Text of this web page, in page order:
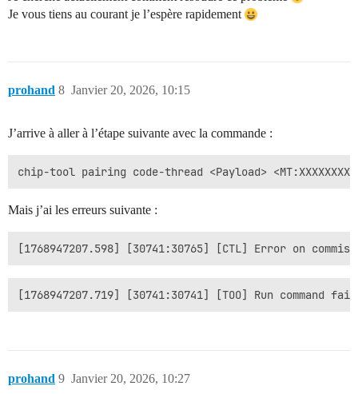
Je vous tiens au courant je l’espère rapidement
prohand Janvier 20, 2026, 10:15
8
J’arrive à aller à l’étape suivante avec la commande :
Mais j’ai les erreurs suivante :
prohand Janvier 20, 2026, 10:27
9